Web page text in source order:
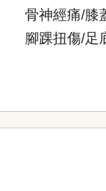
骨神經痛/膝
腳踝扭傷/足